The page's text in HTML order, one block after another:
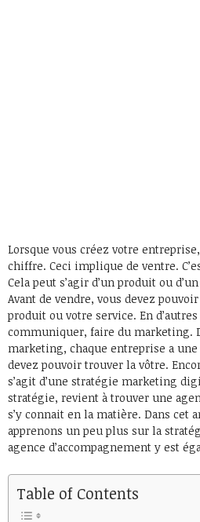
Lorsque vous créez votre
chiffre. Ceci implique de ventre.
Cela peut s’agir d’un produit ou
Avant de vendre, vous devez
produit ou votre service. En
communiquer, faire du marketing.
marketing, chaque entreprise a
devez pouvoir trouver la vôtre.
s’agit d’une stratégie marketing
stratégie, revient à trouver une
s’y connait en la matière. Dans cet
apprenons un peu plus sur la
agence d’accompagnement y est
Table of Contents